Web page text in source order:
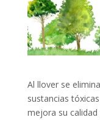
Al llover se
sustancias
mejora su